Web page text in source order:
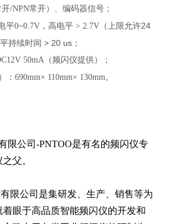
/NPN常开）、编码器信号；
平0~0.7V，高电平 > 2.7V（上限 允许24
持续时间 > 20 us；
50mA（频闪仪提供）；
：690mm× 110mm× 130mm 。
限公司-PNTOO是有名的频闪仪专
父。
限公司是集研发、生产、销售等为
眼于高品质智能频闪仪的开发和